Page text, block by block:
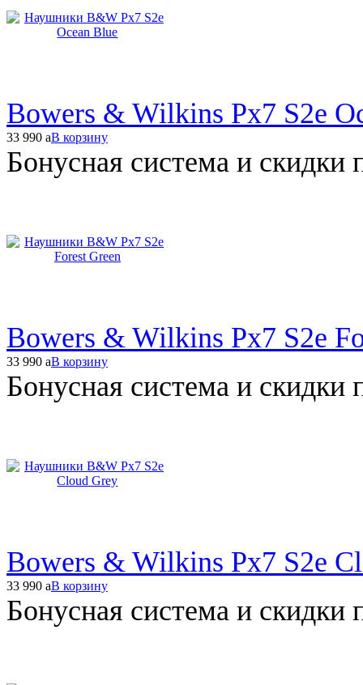
Bowers & Wilkins Px7 S2e
33 990 aВ корзину
Бонусная система и скидки
Bowers & Wilkins Px7 S2e
33 990 aВ корзину
Бонусная система и скидки
Bowers & Wilkins Px7 S2e
33 990 aВ корзину
Бонусная система и скидки